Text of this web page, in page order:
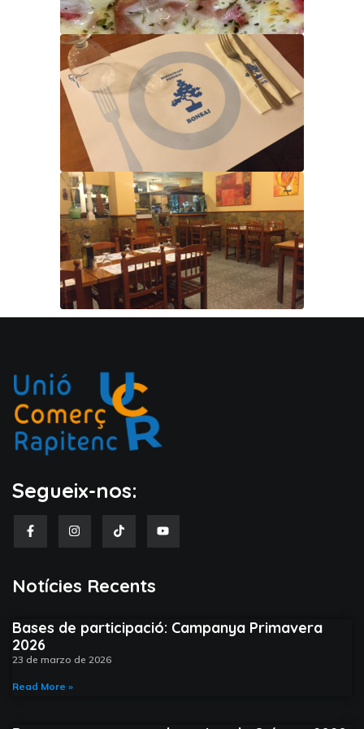
Segueix-nos:
Notícies Recents​
Bases de participació: Campanya Primavera
2026
23 de marzo de 2026
Read More »